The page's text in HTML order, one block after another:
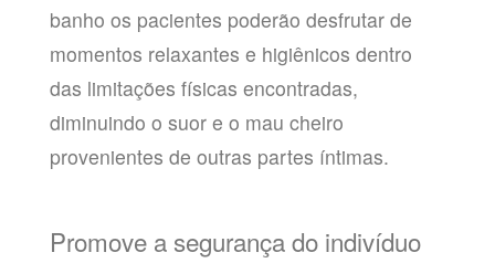
banho os pacientes poderão desfrutar de
momentos relaxantes e higiênicos dentro
das limitações físicas encontradas,
diminuindo o suor e o mau cheiro
provenientes de outras partes íntimas.
Promove a segurança do indivíduo